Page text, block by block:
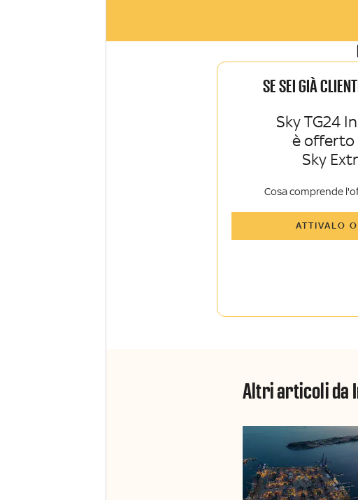
SE SEI GIÀ
Sky TG24
è offerto
Sky
Cosa comprende
Sky Sport Insider
ATTIVALO
Altri articoli da